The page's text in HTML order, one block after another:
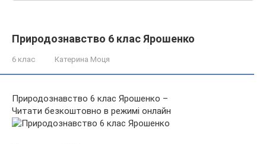
Природознавство 6 клас Ярошенко
6 клас Катерина Моця
Природознавство 6 клас Ярошенко –
Читати безкоштовно в режимі онлайн